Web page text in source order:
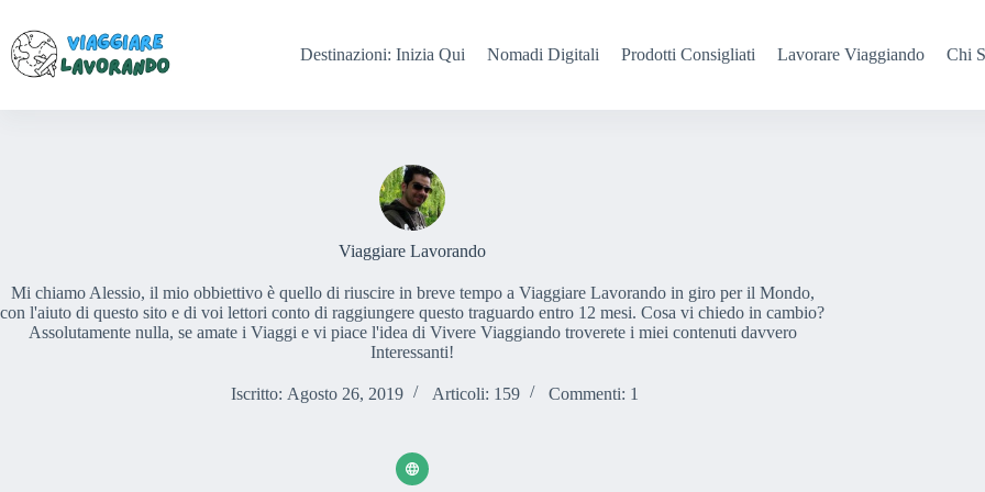
contenuto
Destinazioni: Inizia Qui Nomadi Digitali Prodotti Consigliati Lavorare Viaggiando Chi
Viaggiare Lavorando
Mi chiamo Alessio, il mio obbiettivo è quello di riuscire in breve tempo a Viaggiare Lavorando in giro per il Mondo,
con l'aiuto di questo sito e di voi lettori conto di raggiungere questo traguardo entro 12 mesi. Cosa vi chiedo in cambio?
Assolutamente nulla, se amate i Viaggi e vi piace l'idea di Vivere Viaggiando troverete i miei contenuti davvero
Interessanti!
Iscritto: Agosto 26, 2019 Articoli: 159 Commenti: 1